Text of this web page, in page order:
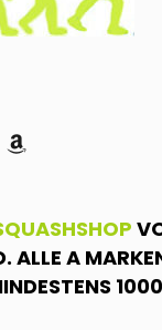
amazon
ALLE A